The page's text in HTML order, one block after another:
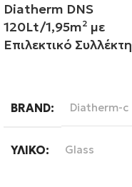
Diatherm DNS
120Lt/1,95m² με
Επιλεκτικό Συλλέκτη
BRAND Diatherm-c
ΥΛΙΚΌ Glass